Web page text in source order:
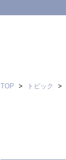
TOP > トピック >